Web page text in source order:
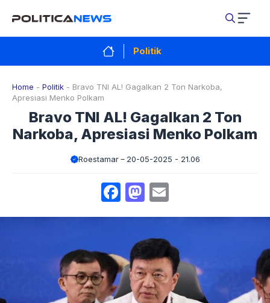
isi
Politik
Home - Politik - Bravo TNI AL! Gagalkan 2 Ton Narkoba,
Apresiasi Menko Polkam
Bravo TNI AL! Gagalkan 2 Ton
Narkoba, Apresiasi Menko Polkam
Roestamar 20-05-2025 - 21.06
Facebook
Mastodon